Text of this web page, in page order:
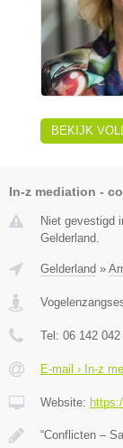
BEKIJK
In-z mediation -
Niet gevestigd
Gelderland.
Gelderland »
Tel: 06 142 042
E-mail › In-z
Website:
“Conflicten –